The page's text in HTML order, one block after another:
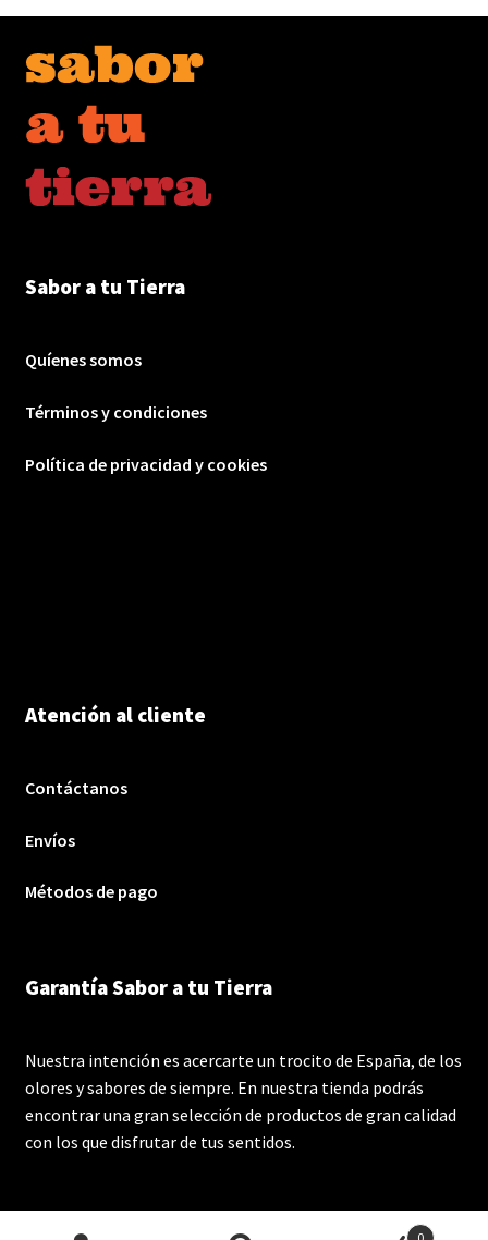
Sabor a tu Tierra
Quíenes somos
Términos y condiciones
Política de privacidad y cookies
Atención al cliente
Contáctanos
Envíos
Métodos de pago
Garantía Sabor a tu Tierra
Nuestra intención es acercarte un trocito de España, de los
olores y sabores de siempre. En nuestra tienda podrás
encontrar una gran selección de productos de gran calidad
con los que disfrutar de tus sentidos.